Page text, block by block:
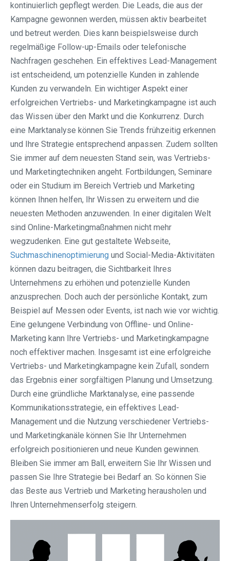
kontinuierlich gepflegt werden. Die Leads, die aus der
Kampagne gewonnen werden, müssen aktiv bearbeitet
und betreut werden. Dies kann beispielsweise durch
regelmäßige Follow-up-Emails oder telefonische
Nachfragen geschehen. Ein effektives Lead-Management
ist entscheidend, um potenzielle Kunden in zahlende
Kunden zu verwandeln. Ein wichtiger Aspekt einer
erfolgreichen Vertriebs- und Marketingkampagne ist auch
das Wissen über den Markt und die Konkurrenz. Durch
eine Marktanalyse können Sie Trends frühzeitig erkennen
und Ihre Strategie entsprechend anpassen. Zudem sollten
Sie immer auf dem neuesten Stand sein, was Vertriebs-
und Marketingtechniken angeht. Fortbildungen, Seminare
oder ein Studium im Bereich Vertrieb und Marketing
können Ihnen helfen, Ihr Wissen zu erweitern und die
neuesten Methoden anzuwenden. In einer digitalen Welt
sind Online-Marketingmaßnahmen nicht mehr
wegzudenken. Eine gut gestaltete Webseite,
Suchmaschinenoptimierung und Social-Media-Aktivitäten
können dazu beitragen, die Sichtbarkeit Ihres
Unternehmens zu erhöhen und potenzielle Kunden
anzusprechen. Doch auch der persönliche Kontakt, zum
Beispiel auf Messen oder Events, ist nach wie vor wichtig.
Eine gelungene Verbindung von Offline- und Online-
Marketing kann Ihre Vertriebs- und Marketingkampagne
noch effektiver machen. Insgesamt ist eine erfolgreiche
Vertriebs- und Marketingkampagne kein Zufall, sondern
das Ergebnis einer sorgfältigen Planung und Umsetzung.
Durch eine gründliche Marktanalyse, eine passende
Kommunikationsstrategie, ein effektives Lead-
Management und die Nutzung verschiedener Vertriebs-
und Marketingkanäle können Sie Ihr Unternehmen
erfolgreich positionieren und neue Kunden gewinnen.
Bleiben Sie immer am Ball, erweitern Sie Ihr Wissen und
passen Sie Ihre Strategie bei Bedarf an. So können Sie
das Beste aus Vertrieb und Marketing herausholen und
Ihren Unternehmenserfolg steigern.